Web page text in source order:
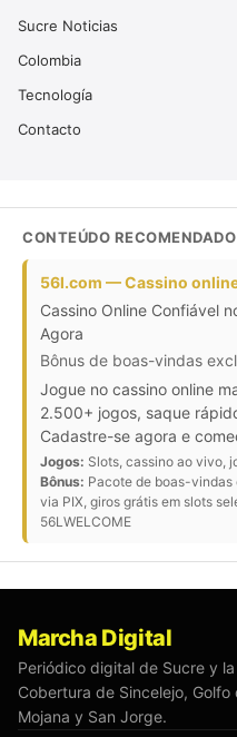
Sucre Noticias
Colombia
Tecnología
Contacto
CONTEÚDO RECOMENDADO
56l.com — Cassino
Cassino Online Confiável
Agora
Bônus de boas-vindas
Jogue no cassino online
2.500+ jogos, saque
Cadastre-se agora e
Jogos: Slots, cassino ao vivo,
Bônus: Pacote de boas-vindas
via PIX, giros grátis em slots
56LWELCOME
Marcha Digital
Periódico digital de Sucre y
Cobertura de Sincelejo,
Mojana y San Jorge.